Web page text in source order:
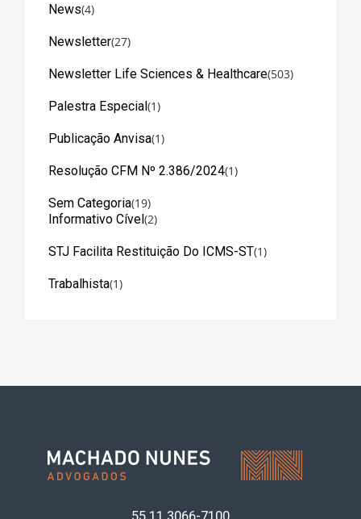
News(4)
Newsletter(27)
Newsletter Life Sciences & Healthcare(503)
Palestra Especial(1)
Publicação Anvisa(1)
Resolução CFM Nº 2.386/2024(1)
Sem Categoria(19)
Informativo Cível(2)
STJ Facilita Restituição Do ICMS-ST(1)
Trabalhista(1)